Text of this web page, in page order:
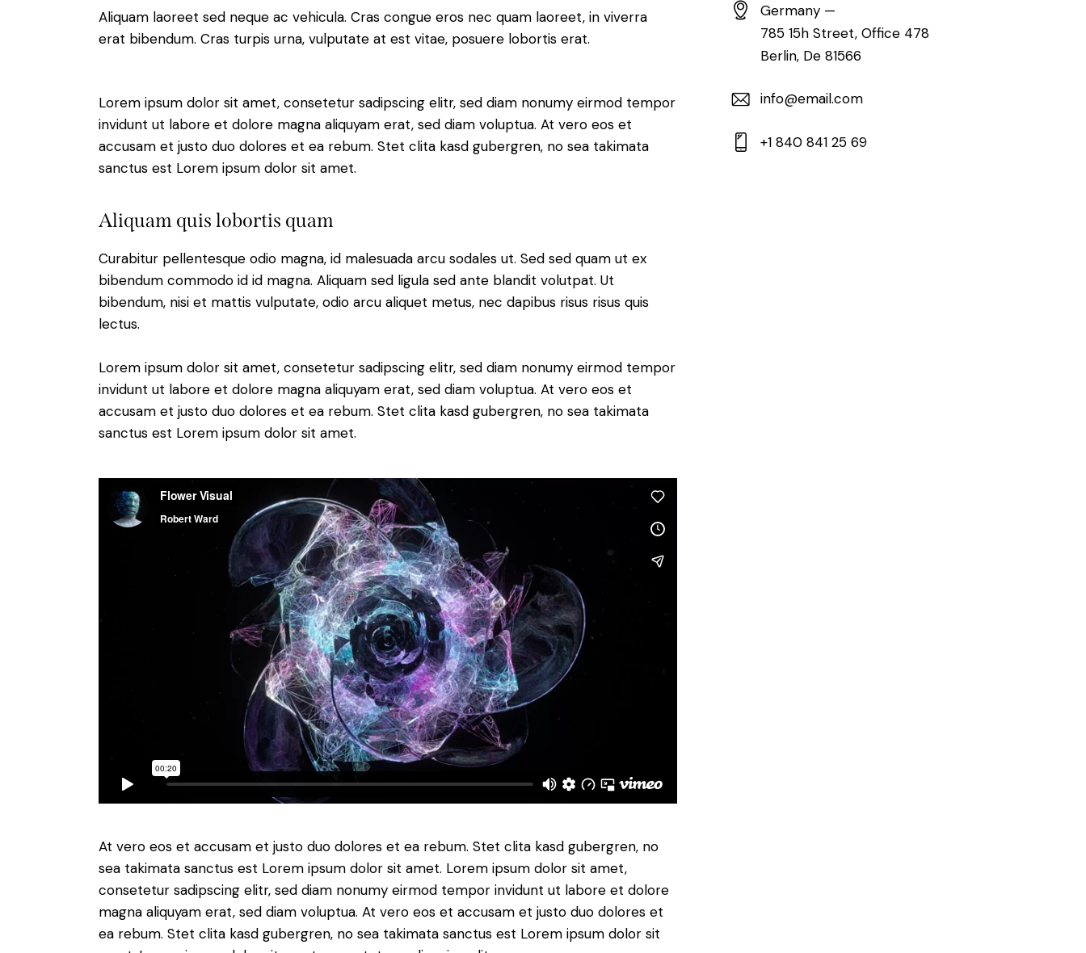
Aliquam laoreet sed neque ac vehicula. Cras congue eros nec quam laoreet, in viverra
erat bibendum. Cras turpis urna, vulputate at est vitae, posuere lobortis erat.
Lorem ipsum dolor sit amet, consetetur sadipscing elitr, sed diam nonumy eirmod tempor
invidunt ut labore et dolore magna aliquyam erat, sed diam voluptua. At vero eos et
accusam et justo duo dolores et ea rebum. Stet clita kasd gubergren, no sea takimata
sanctus est Lorem ipsum dolor sit amet.
Aliquam quis lobortis quam
Curabitur pellentesque odio magna, id malesuada arcu sodales ut. Sed sed quam ut ex
bibendum commodo id id magna. Aliquam sed ligula sed ante blandit volutpat. Ut
bibendum, nisi et mattis vulputate, odio arcu aliquet metus, nec dapibus risus risus quis
lectus.
Lorem ipsum dolor sit amet, consetetur sadipscing elitr, sed diam nonumy eirmod tempor
invidunt ut labore et dolore magna aliquyam erat, sed diam voluptua. At vero eos et
accusam et justo duo dolores et ea rebum. Stet clita kasd gubergren, no sea takimata
sanctus est Lorem ipsum dolor sit amet.
At vero eos et accusam et justo duo dolores et ea rebum. Stet clita kasd gubergren, no
sea takimata sanctus est Lorem ipsum dolor sit amet. Lorem ipsum dolor sit amet,
consetetur sadipscing elitr, sed diam nonumy eirmod tempor invidunt ut labore et dolore
magna aliquyam erat, sed diam voluptua. At vero eos et accusam et justo duo dolores et
ea rebum. Stet clita kasd gubergren, no sea takimata sanctus est Lorem ipsum dolor sit
Germany —
785 15h Street, Office 478
Berlin, De 81566
info@email.com
+1 840 841 25 69